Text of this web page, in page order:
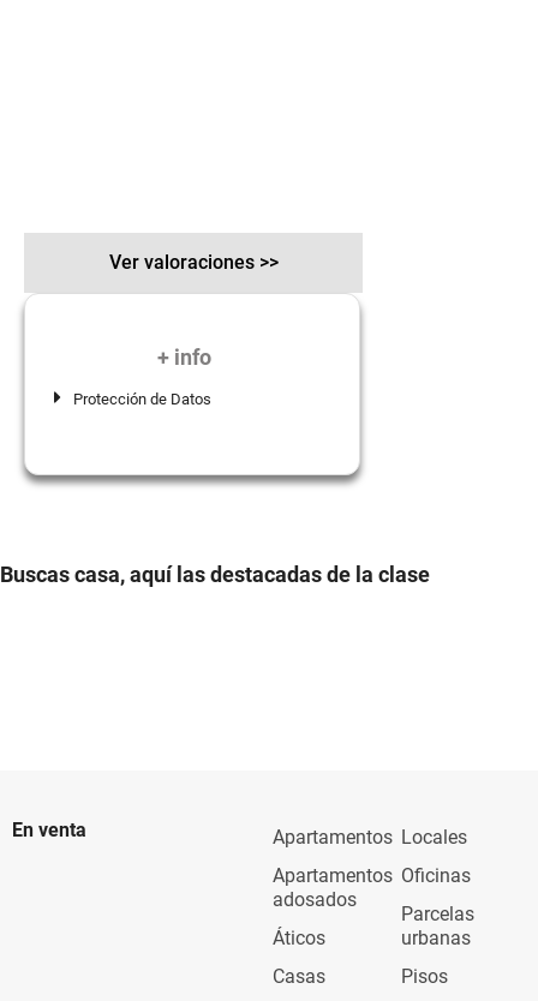
Ver valoraciones >>
+ info
Protección de Datos
Buscas casa, aquí las destacadas de la clase
En venta
Apartamentos
Apartamentos
adosados
Áticos
Casas
Locales
Oficinas
Parcelas
urbanas
Pisos